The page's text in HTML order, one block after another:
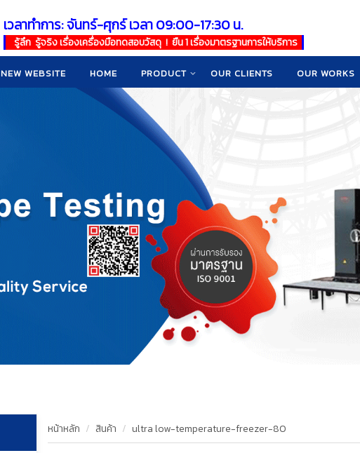
เวลาทำการ: จันทร์-ศุกร์ เวลา 09:00-17:30 น.
รู้ลึก รู้จริง เรื่องเครื่องมือทดสอบวัสดุ ! ยืน 1 เรื่องมาตรฐานการให้บริการ
NEW WEBSITE HOME PRODUCT OUR CLIENTS OUR WORKS
หน้าหลัก สินค้า ultra low-temperature-freezer-80